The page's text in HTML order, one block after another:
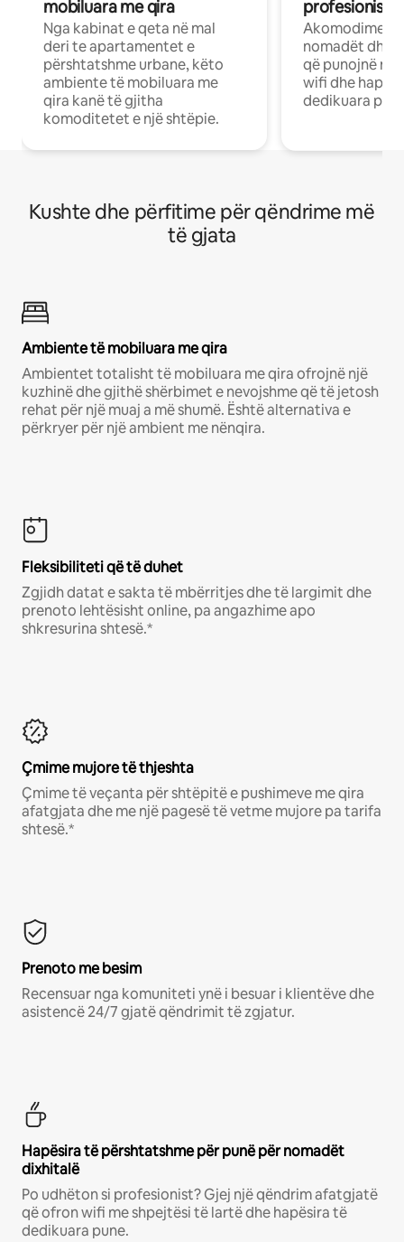
mobiluara me qira
Nga kabinat e qeta në mal
deri te apartamentet e
përshtatshme urbane, këto
ambiente të mobiluara me
qira kanë të gjitha
komoditetet e një shtëpie.
Akomodime
nomadët dhe
që punojnë në
wifi dhe
dedikuara
Kushte dhe përfitime për qëndrime më
të gjata
Ambiente të mobiluara me qira
Ambientet totalisht të mobiluara me qira ofrojnë një
kuzhinë dhe gjithë shërbimet e nevojshme që të jetosh
rehat për një muaj a më shumë. Është alternativa e
përkryer për një ambient me nënqira.
Fleksibiliteti që të duhet
Zgjidh datat e sakta të mbërritjes dhe të largimit dhe
prenoto lehtësisht online, pa angazhime apo
shkresurina shtesë.*
Çmime mujore të thjeshta
Çmime të veçanta për shtëpitë e pushimeve me qira
afatgjata dhe me një pagesë të vetme mujore pa tarifa
shtesë.*
Prenoto me besim
Recensuar nga komuniteti ynë i besuar i klientëve dhe
asistencë 24/7 gjatë qëndrimit të zgjatur.
Hapësira të përshtatshme për punë për nomadët
dixhitalë
Po udhëton si profesionist? Gjej një qëndrim afatgjatë
që ofron wifi me shpejtësi të lartë dhe hapësira të
dedikuara pune.